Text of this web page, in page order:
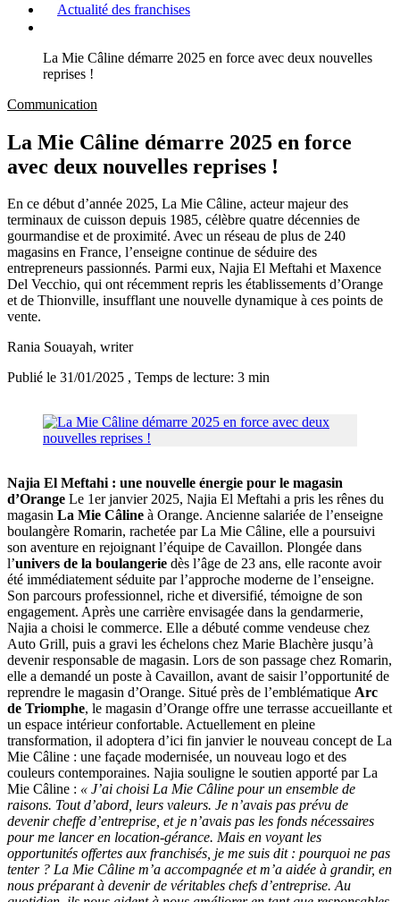
Actualité des franchises
La Mie Câline démarre 2025 en force avec deux nouvelles
reprises !
Communication
La Mie Câline démarre 2025 en force
avec deux nouvelles reprises !
En ce début d’année 2025, La Mie Câline, acteur majeur des
terminaux de cuisson depuis 1985, célèbre quatre décennies de
gourmandise et de proximité. Avec un réseau de plus de 240
magasins en France, l’enseigne continue de séduire des
entrepreneurs passionnés. Parmi eux, Najia El Meftahi et Maxence
Del Vecchio, qui ont récemment repris les établissements d’Orange
et de Thionville, insufflant une nouvelle dynamique à ces points de
vente.
Rania Souayah, writer
Publié le 31/01/2025 , Temps de lecture: 3 min
Najia El Meftahi : une nouvelle énergie pour le magasin
d’Orange Le 1er janvier 2025, Najia El Meftahi a pris les rênes du
magasin La Mie Câline à Orange. Ancienne salariée de l’enseigne
boulangère Romarin, rachetée par La Mie Câline, elle a poursuivi
son aventure en rejoignant l’équipe de Cavaillon. Plongée dans
l’univers de la boulangerie dès l’âge de 23 ans, elle raconte avoir
été immédiatement séduite par l’approche moderne de l’enseigne.
Son parcours professionnel, riche et diversifié, témoigne de son
engagement. Après une carrière envisagée dans la gendarmerie,
Najia a choisi le commerce. Elle a débuté comme vendeuse chez
Auto Grill, puis a gravi les échelons chez Marie Blachère jusqu’à
devenir responsable de magasin. Lors de son passage chez Romarin,
elle a demandé un poste à Cavaillon, avant de saisir l’opportunité de
reprendre le magasin d’Orange. Situé près de l’emblématique Arc
de Triomphe, le magasin d’Orange offre une terrasse accueillante et
un espace intérieur confortable. Actuellement en pleine
transformation, il adoptera d’ici fin janvier le nouveau concept de La
Mie Câline : une façade modernisée, un nouveau logo et des
couleurs contemporaines. Najia souligne le soutien apporté par La
Mie Câline : « J’ai choisi La Mie Câline pour un ensemble de
raisons. Tout d’abord, leurs valeurs. Je n’avais pas prévu de
devenir cheffe d’entreprise, et je n’avais pas les fonds nécessaires
pour me lancer en location-gérance. Mais en voyant les
opportunités offertes aux franchisés, je me suis dit : pourquoi ne pas
tenter ? La Mie Câline m’a accompagnée et m’a aidée à grandir, en
nous préparant à devenir de véritables chefs d’entreprise. Au